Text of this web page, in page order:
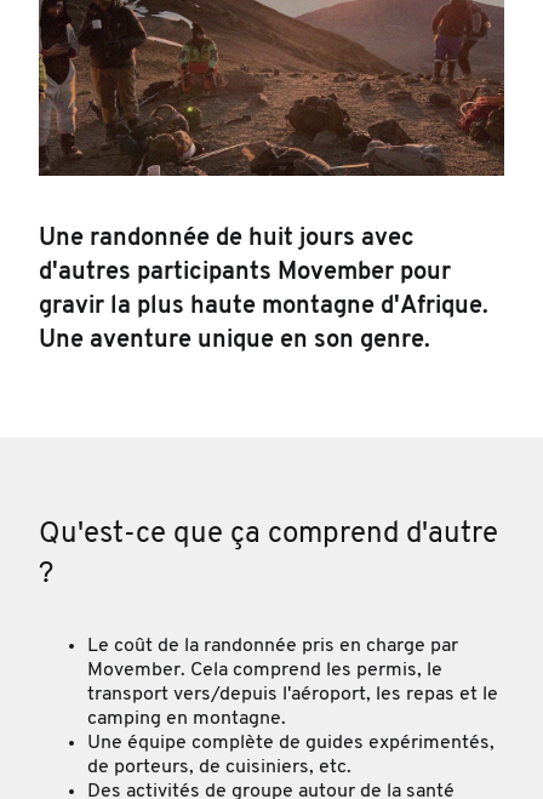
Une randonnée de huit jours avec
d'autres participants Movember pour
gravir la plus haute montagne d'Afrique.
Une aventure unique en son genre.
Qu'est-ce que ça comprend d'autre
?
Le coût de la randonnée pris en charge par
Movember. Cela comprend les permis, le
transport vers/depuis l'aéroport, les repas et le
camping en montagne.
Une équipe complète de guides expérimentés,
de porteurs, de cuisiniers, etc.
Des activités de groupe autour de la santé